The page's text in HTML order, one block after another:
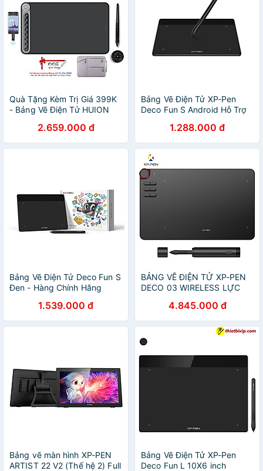
Quà Tặng Kèm Trị Giá 399K
- Bảng Vẽ Điện Tử HUION
Wireless 2.4G(hỗ trợ Android
và máy tính) - Hàng Chính
Hãng Huionl Dial Q620M
for PC and Android
2.659.000 đ
Bảng Vẽ Điện Tử XP-Pen
Deco Fun S Android Hỗ Trợ
Vẽ Không Sạc P01 - Hàng
Chính Hãng
1.288.000 đ
Bảng Vẽ Điện Tử Deco Fun S
Đen - Hàng Chính Hãng
1.539.000 đ
BẢNG VẼ ĐIỆN TỬ XP-PEN
DECO 03 WIRELESS LỰC
BỀ MẶT CHỐNG XƯỚC
(KÈM GĂNG TAY HỌA SĨ) -
HÀNG CHÍNH HÃNG
4.845.000 đ
Bảng vẽ màn hình XP-PEN
ARTIST 22 V2 (Thế hệ 2) Full
Bảng Vẽ Điện Tử XP-Pen
Deco Fun L 10X6 inch